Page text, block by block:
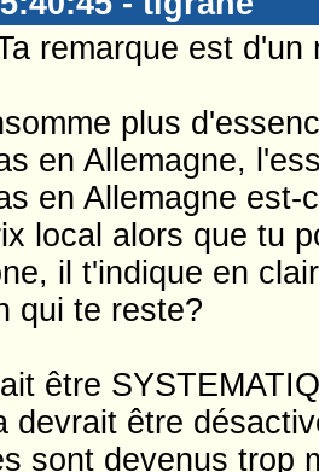
remarque est
plus
en Allemagne,
en Allemagne
local alors que tu
il t'indique en
qui te reste?
être
devrait être
sont devenus trop